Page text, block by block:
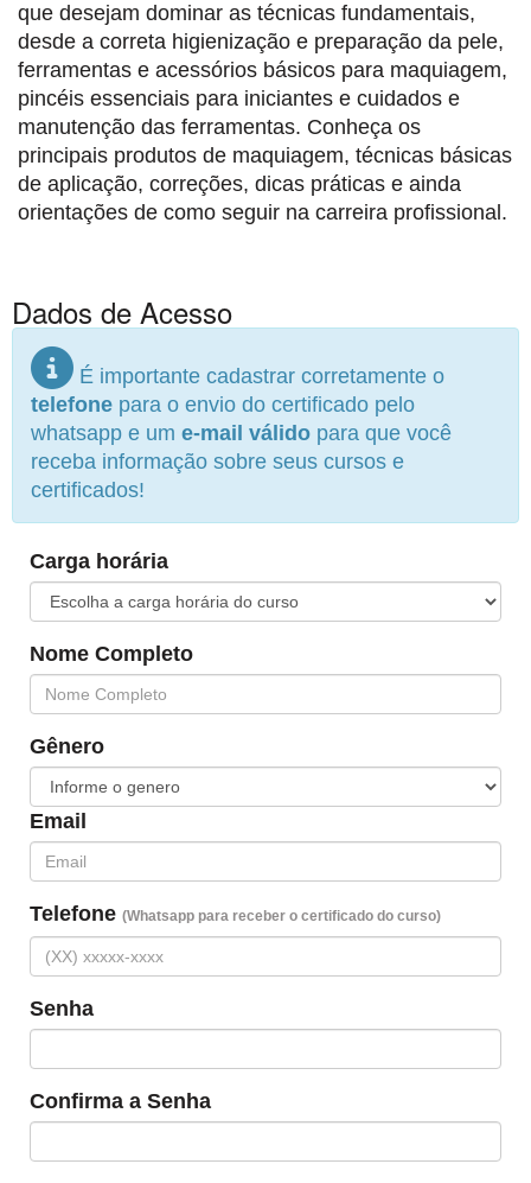
que desejam dominar as técnicas fundamentais,
desde a correta higienização e preparação da pele,
ferramentas e acessórios básicos para maquiagem,
pincéis essenciais para iniciantes e cuidados e
manutenção das ferramentas. Conheça os
principais produtos de maquiagem, técnicas básicas
de aplicação, correções, dicas práticas e ainda
orientações de como seguir na carreira profissional.
Dados de Acesso
É importante cadastrar corretamente o
telefone para o envio do certificado pelo
whatsapp e um e-mail válido para que você
receba informação sobre seus cursos e
certificados!
Carga horária
Nome Completo
Gênero
Email
Telefone (Whatsapp para receber o certificado do curso)
Senha
Confirma a Senha